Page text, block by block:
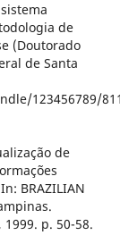
de
(Doutorado
de Santa
123456789/
de
BRAZILIAN
1999. p. 50-58.